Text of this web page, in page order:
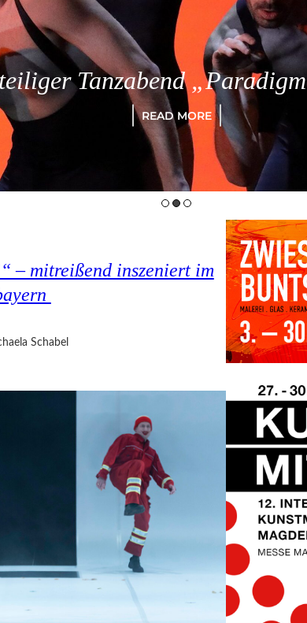
Tanzabend
READ MORE
– mitreißend inszeniert im
Schabel